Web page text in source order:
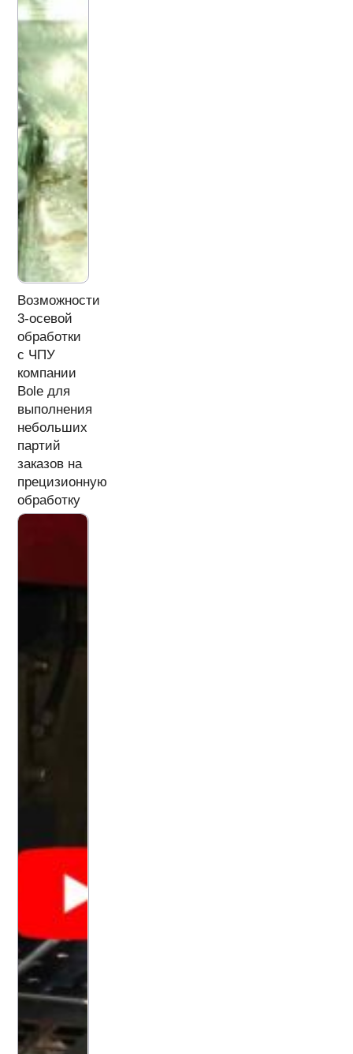
Возможности
3-осевой
обработки
с ЧПУ
компании
Bole для
выполнения
небольших
партий
заказов на
прецизионную
обработку